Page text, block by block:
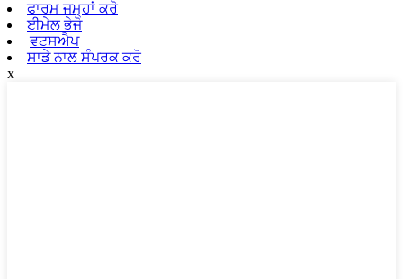
ਫਾਰਮ ਜਮ੍ਹਾਂ ਕਰੋ
ਈਮੇਲ ਭੇਜੋ
ਵਟਸਐਪ
ਸਾਡੇ ਨਾਲ ਸੰਪਰਕ ਕਰੋ
x